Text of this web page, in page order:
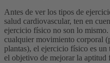
Antes de ver los tipos de
salud cardiovascular, ten en
ejercicio físico no son lo
cualquier movimiento corporal
plantas), el ejercicio físico es
el objetivo de mejorar la aptitud